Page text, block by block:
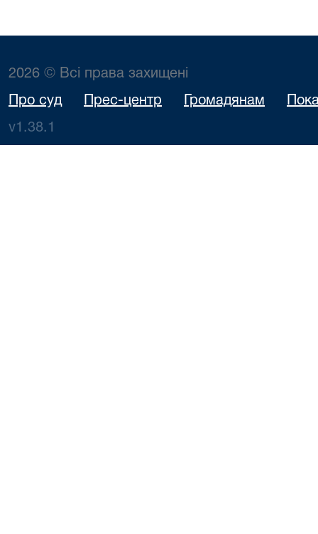
2026 © Всі права захищені
Про суд Прес-центр Громадянам
v1.38.1